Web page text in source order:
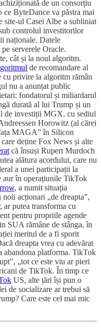
de un consorțiu
ByteDance va păstra mai
site-ul Casei Albe a subliniat
controlul investitorilor
naționale. Datele
serverele Oracle.
cât și la noul algoritm.
de recomandare al
privire la algoritm rămân
nu a anunțat public
fondatorul și miliardarul
durată al lui Trump și un
de investiții MGX, cu sediul
Horowitz (al cărei
MAGA” în Silicon
deține Fox News și alte
că însuși Rupert Murdoch
alătura acordului, care nu
a unei participații la
aur în operațiunile TikTok
, a numit situația
acționari „de dreapta”,
, ar putea transforma cu
pentru propriile agende
SUA rămâne de stânga, în
meritul de a fi sporit
dreapta vrea cu adevărat
abandona platforma. TikTok
„tot ce este viu ar pieri
de TikTok. În timp ce
US, alte țări își pun o
de socializare ar trebui să
Care este cel mai mic